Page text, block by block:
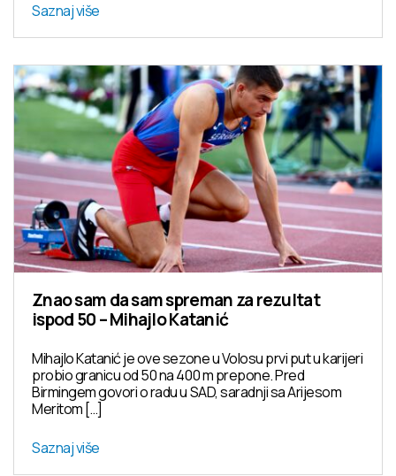
Saznaj više
Znao sam da sam spreman za rezultat
ispod 50 – Mihajlo Katanić
Mihajlo Katanić je ove sezone u Volosu prvi put u karijeri
probio granicu od 50 na 400 m prepone. Pred
Birmingem govori o radu u SAD, saradnji sa Arijesom
Meritom […]
Saznaj više